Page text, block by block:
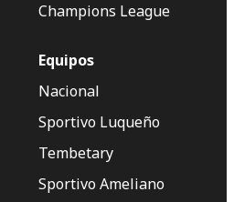
Champions League
Equipos
Nacional
Sportivo Luqueño
Tembetary
Sportivo Ameliano